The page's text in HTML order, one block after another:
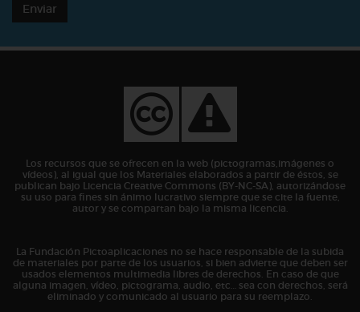
Enviar
Los recursos que se ofrecen en la web (pictogramas,imágenes o
vídeos), al igual que los Materiales elaborados a partir de éstos, se
publican bajo Licencia Creative Commons (BY-NC-SA), autorizándose
su uso para fines sin ánimo lucrativo siempre que se cite la fuente,
autor y se compartan bajo la misma licencia.
La Fundación Pictoaplicaciones no se hace responsable de la subida
de materiales por parte de los usuarios, si bien advierte que deben ser
usados elementos multimedia libres de derechos. En caso de que
alguna imagen, vídeo, pictograma, audio, etc… sea con derechos, será
eliminado y comunicado al usuario para su reemplazo.